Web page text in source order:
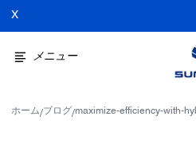
X
メニュー
ホーム/ブログ/maximize-efficiency-with-